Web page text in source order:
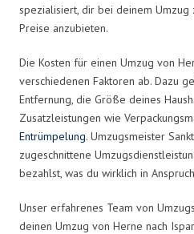
spezialisiert, dir bei deinem
Preise anzubieten.
Die Kosten für einen Umzug von
verschiedenen Faktoren ab. Dazu
Entfernung, die Größe deines
Zusatzleistungen wie
Entrümpelung. Umzugsmeister
zugeschnittene
bezahlst, was du wirklich in
Unser erfahrenes Team von
deinen Umzug von Herne nach